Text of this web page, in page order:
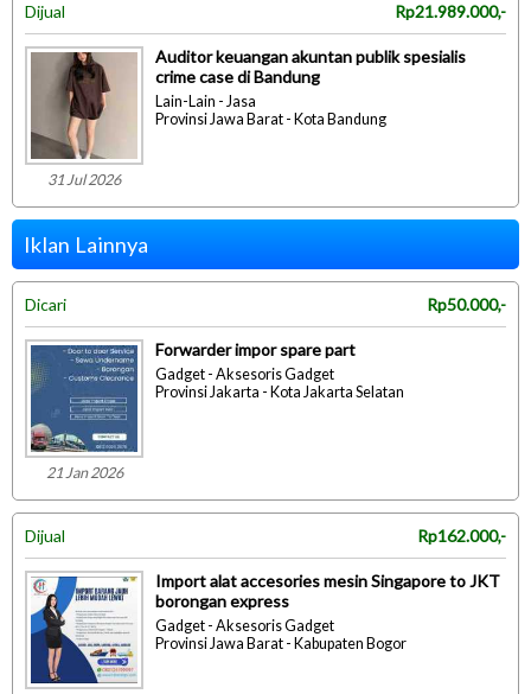
Dijual Rp21.989.000,-
31 Jul 2026
Auditor keuangan akuntan publik spesialis
crime case di Bandung
Lain-Lain - Jasa
Provinsi Jawa Barat - Kota Bandung
Iklan Lainnya
Dicari Rp50.000,-
21 Jan 2026
Forwarder impor spare part
Gadget - Aksesoris Gadget
Provinsi Jakarta - Kota Jakarta Selatan
Dijual Rp162.000,-
Import alat accesories mesin Singapore to JKT
borongan express
Gadget - Aksesoris Gadget
Provinsi Jawa Barat - Kabupaten Bogor